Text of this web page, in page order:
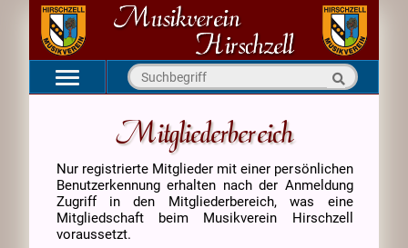
Verein
Kapellen
Medien
Mitgliederbereich
Nur registrierte Mitglieder mit einer persönlichen
Benutzerkennung erhalten nach der Anmeldung
Zugriff in den Mitgliederbereich, was eine
Mitgliedschaft beim Musikverein Hirschzell
voraussetzt.